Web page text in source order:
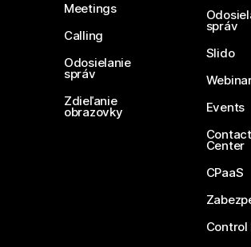
Meetings
Calling
Odosielanie
správ
Zdieľanie
obrazovky
správ
Slido
Events
Contact
Center
CPaaS
Control